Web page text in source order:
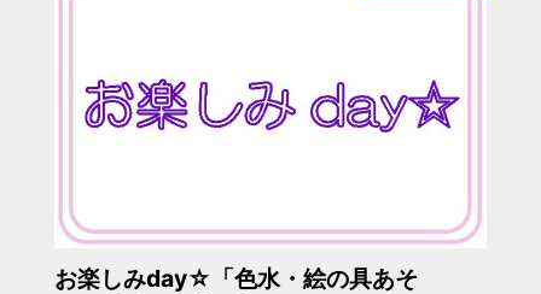
お楽しみday☆「色水・絵の具あそ